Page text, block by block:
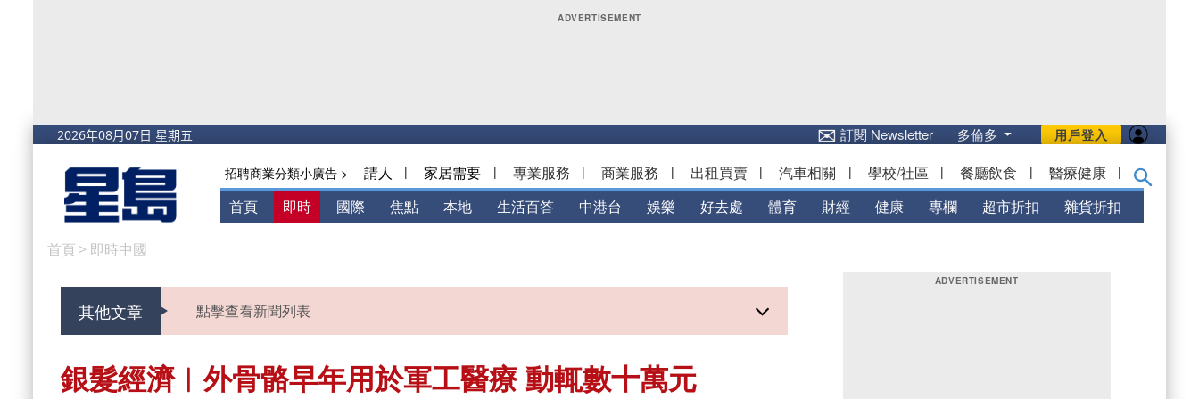
用戶登入
✉訂閱 Newsletter 多倫多
招聘商業分類小廣告 > 請人 | 家居需要 | 專業服務 | 商業服務 | 出租買賣 | 汽車相關 | 學校/社區 | 餐廳飲食 | 醫療健康 |
首頁 即時 國際 焦點 本地 生活百答 中港台 娛樂 好去處 體育 財經 健康 專欄 超市折扣 雜貨折扣
首頁 > 即時中國
其他文章 點擊查看新聞列表
銀髮經濟︱外骨骼早年用於軍工醫療 動輒數十萬元